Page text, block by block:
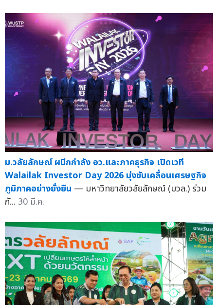
ม.วลัยลักษณ์ ผนึกกำลัง อว.และภาคธุรกิจ เปิดเวที
Walailak Investor Day 2026 มุ่งขับเคลื่อนเศรษฐกิจ
ภูมิภาคอย่างยั่งยืน — มหาวิทยาลัยวลัยลักษณ์ (มวล.) ร่วม
กั... 30 มี.ค.